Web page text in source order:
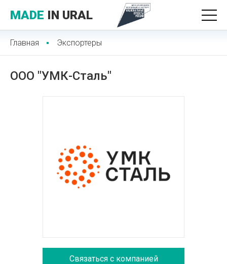
MADE IN URAL
Главная Экспортеры
ООО "УМК-Сталь"
Связаться с компанией